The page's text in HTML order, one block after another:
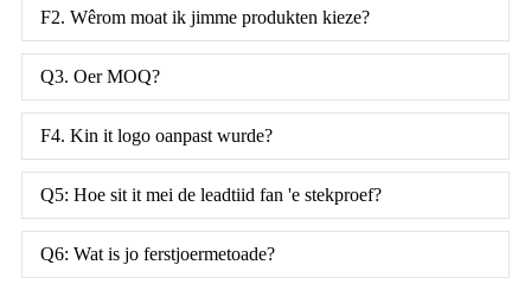
F2. Wêrom moat ik jimme produkten kieze?
Q3. Oer MOQ?
F4. Kin it logo oanpast wurde?
Q5: Hoe sit it mei de leadtiid fan 'e stekproef?
Q6: Wat is jo ferstjoermetoade?